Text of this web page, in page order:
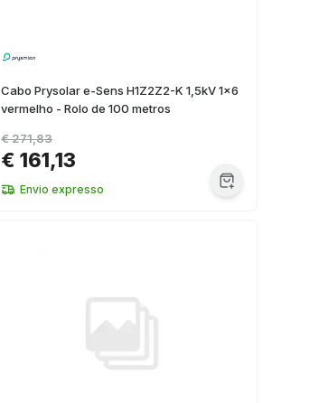
Cabo Prysolar e-Sens H1Z2Z2-K 1,5kV 1x6
vermelho - Rolo de 100 metros
€ 161,13
€ 271,83
Envio expresso